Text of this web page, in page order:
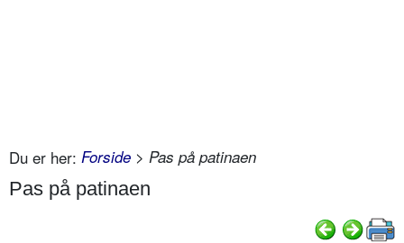
Du er her: Forside > Pas på patinaen
Pas på patinaen